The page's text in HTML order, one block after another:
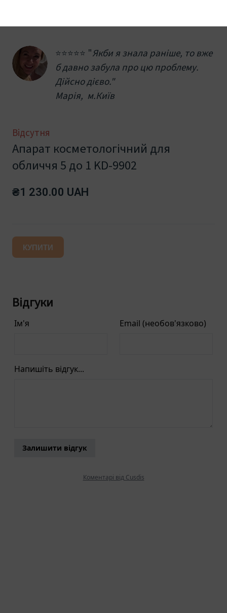
⭐️⭐️⭐️⭐️⭐️ "Якби я знала раніше, то вже
б давно забула про цю проблему.
Дійсно дієво."
Марія,  м.Київ
Відсутня
Апарат косметологічний для
обличчя 5 до 1 KD-9902
₴1 230.00 UAH
КУПИТИ
Відгуки